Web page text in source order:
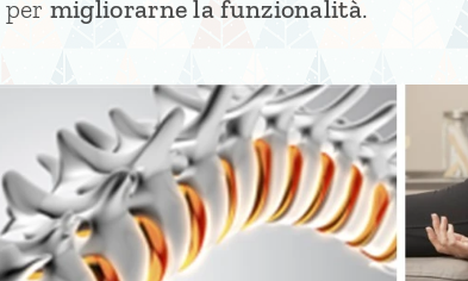
per migliorarne la funzionalità.